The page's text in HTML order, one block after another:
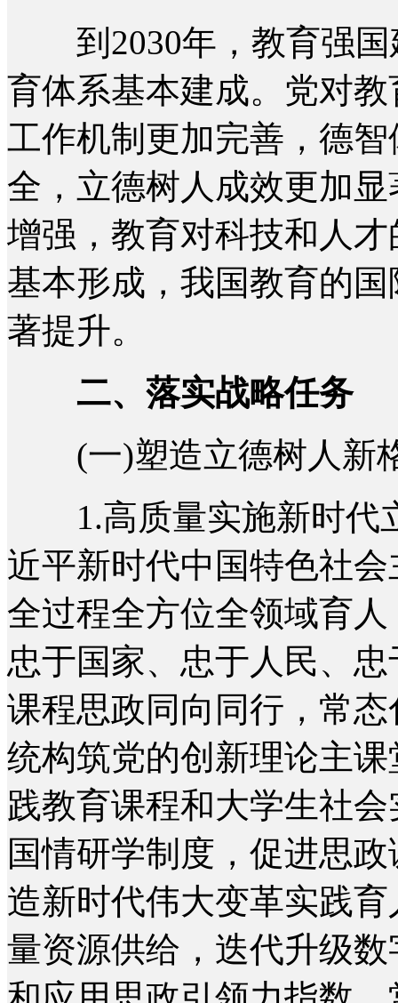
到2030年，教育强国
育体系基本建成。党对
工作机制更加完善，德
全，立德树人成效更加
增强，教育对科技和人
基本形成，我国教育的
著提升。
二、落实战略任务
(一)塑造立德树人新
1.高质量实施新时代
近平新时代中国特色社
全过程全方位全领域育
忠于国家、忠于人民、
课程思政同向同行，常
统构筑党的创新理论主
践教育课程和大学生社
国情研学制度，促进思
造新时代伟大变革实践
量资源供给，迭代升级